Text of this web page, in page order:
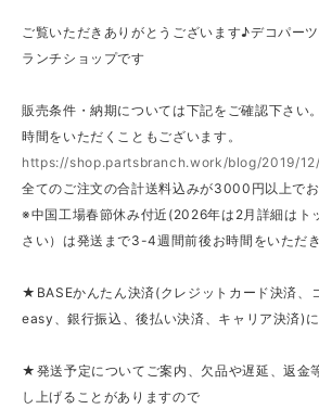
ご覧いただきありがとうございます♪デコパー
ランチショップです
販売条件・納期については下記をご確認下さい
時間をいただくこともございます。
https://shop.partsbranch.work/blog/2019/
全てのご注文の合計送料込みが3000円以上でお
※中国工場春節休み付近(2026年は2月詳細はト
さい）は発送まで3-4週間前後お時間をいただき
★BASEかんたん決済(クレジットカード決済、
easy、銀行振込、後払い決済、キャリア決済)
★発送予定についてご案内、欠品や遅延、返金
し上げることがありますので